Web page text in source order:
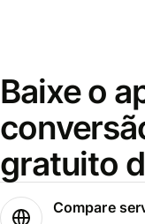
Baixe o
gratuito
Compare